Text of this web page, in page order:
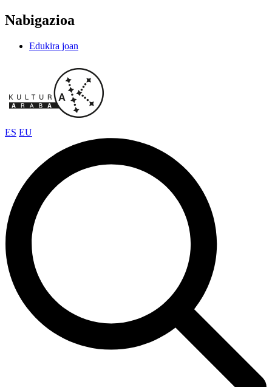
Nabigazioa
Edukira joan
ES EU